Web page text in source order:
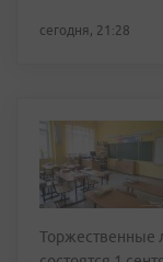
сегодня, 21:28
Торжественные